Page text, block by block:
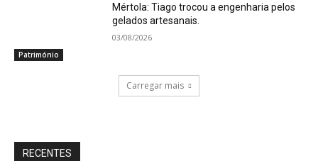
Património
Mértola: Tiago trocou a engenharia pelos
gelados artesanais.
03/08/2026
Carregar mais
RECENTES